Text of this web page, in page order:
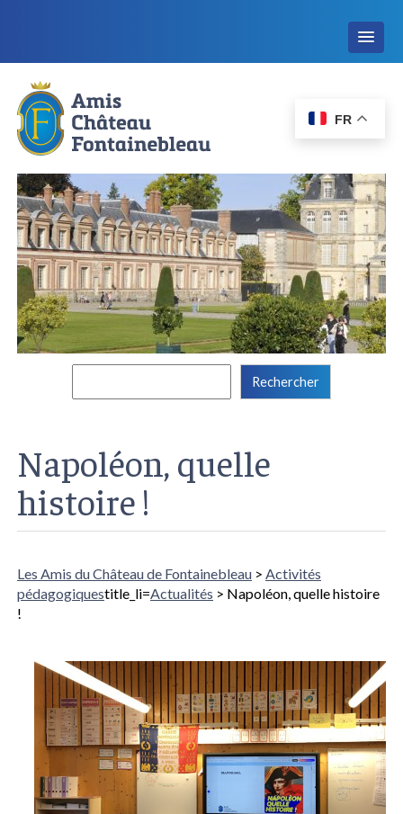
FR
Rechercher :
Napoléon, quelle
histoire !
Les Amis du Château de Fontainebleau > Activités
pédagogiquestitle_li=Actualités > Napoléon, quelle histoire
!